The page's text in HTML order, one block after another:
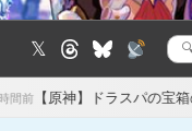
𝕏
検
パの宝箱の最後の一個が見